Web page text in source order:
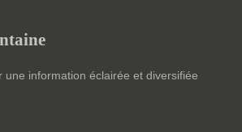
une information éclairée et diversifiée